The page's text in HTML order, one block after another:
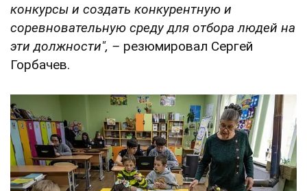
конкурсы и создать конкурентную и
соревновательную среду для отбора людей на
эти должности", – резюмировал Сергей
Горбачев.